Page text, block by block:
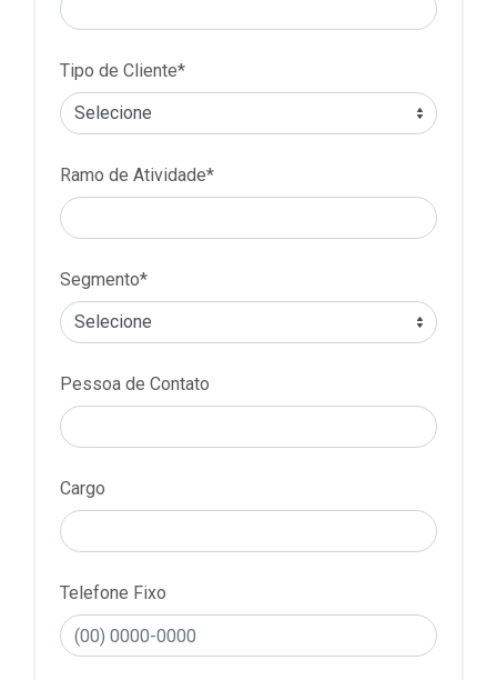
Tipo de Cliente*
Ramo de Atividade*
Segmento*
Pessoa de Contato
Cargo
Telefone Fixo